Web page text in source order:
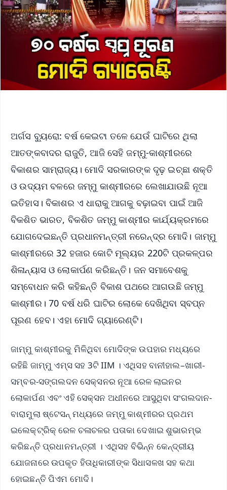
ଅର୍ଗସ ବ୍ୟୁରୋ: ବର୍ଷ କେଇଟା ତଳେ ଯେଉଁ ଘାଟିରେ ଥିଲା
ଆତଙ୍କବାଦର ରାଜୁତି, ଆଜି ସେହି ଜମ୍ମୁ-କାଶ୍ମୀରରେ
ବିକାଶର ସାମ୍ରାଜ୍ୟ। ମୋଦି ସରକାରଙ୍କ ଦୃଢ଼ ଇଚ୍ଛା ଶକ୍ତି
ଓ ଉଦ୍ୟମ ବଳରେ ଜମ୍ମୁ କାଶ୍ମୀରରେ ଲେଖାଯାଉଛି ନୂଆ
ଇତିହାସ। ବିକାଶର ଏ ଧାରାକୁ ଆଗକୁ ବଢ଼ାଇବା ପାଇଁ ଆଜି
ବିକଶିତ ଭାରତ, ବିକଶିତ ଜମ୍ମୁ କାଶ୍ମୀର କାର୍ଯ୍ୟକ୍ରମରେ
ଯୋଗଦେଇଛନ୍ତି ପ୍ରଧାନମନ୍ତ୍ରୀ ନରେନ୍ଦ୍ର ମୋଦି। ଜାମ୍ମୁ
କାଶ୍ମୀରରେ 32 ହଜାର କୋଟି ମୂଲ୍ୟର 220ଟି ପ୍ରକଳ୍ପର
ଶିଳାନ୍ୟାସ ଓ ଲୋକାର୍ପଣ କରିଛନ୍ତି। ଜନ ସମାବେଶକୁ
ସମ୍ବୋଧନ କରି କହିଛନ୍ତି ବିକାଶ ପଥରେ ଆଗଉଛି ଜମ୍ମୁ
କାଶ୍ମୀର। 70 ବର୍ଷ ଧରି ଘାଟିର ଲୋକେ ଦେଖିଥିବା ସ୍ବପ୍ନ
ପୂରଣ ହେବ। ଏହା ମୋଦି ଗ୍ୟାରେଣ୍ଟି।
ଜାମ୍ମୁ କାଶ୍ମୀରକୁ ମିଳିଥିବା ମୋଦିଙ୍କ ଉପହାର ମଧ୍ୟରେ
ରହିଛି ଜାମ୍ମୁ ଏମ୍‌ସ ସହ 3ଟି IIM । ଏଥିସହ ବାନୀହାଲ–ଖାରୀ-
ସମ୍ବର-ସଙ୍ଗଲଦନ ସେକ୍ସନର ନୂଆ ରେଳ ଲାଇନର
ଲୋକାର୍ପଣ ଏବଂ ଏହି ସେକ୍ସନ ଅଧୀନରେ ଆସୁଥିବା ସଂଗଲଦାନ-
ବାରାମୁଲା ଷ୍ଟେସନ୍ ମଧ୍ୟରେ ଜମ୍ମୁ କାଶ୍ମୀରର ପ୍ରଥମ
ଇଲେକ୍ଟ୍ରିକ୍ ରେଳ ଚଳାଚଳର ପତାକା ଦେଖାଇ ଶୁଭାରମ୍ଭ
କରିଛନ୍ତି ପ୍ରଧାନମନ୍ତ୍ରୀ । ଏଥିସହ ବିଭିନ୍ନ କେନ୍ଦ୍ରୀୟ
ଯୋଜନାରେ ଉପକୃତ ହିତାଧିକାରୀଙ୍କ ସିଧାସଳଖ ସହ କଥା
ହୋଇଛନ୍ତି ପିଏମ ମୋଦି।